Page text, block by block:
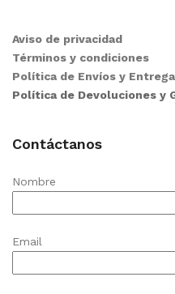
Aviso de privacidad
Términos y condiciones
Política de Envíos y Entrega
Política de Devoluciones y
Contáctanos
Nombre
Email